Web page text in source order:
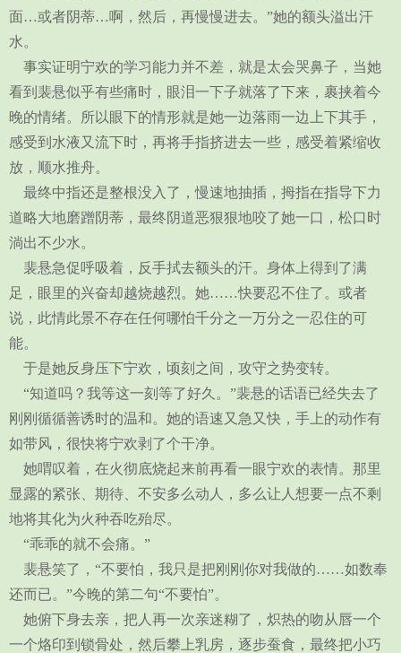
面…或者阴蒂…啊，然后，再慢慢进去。”她的额头溢出汗
水。
事实证明宁欢的学习能力并不差，就是太会哭鼻子，当她
看到裴悬似乎有些痛时，眼泪一下子就落了下来，裹挟着今
晚的情绪。所以眼下的情形就是她一边落雨一边上下其手，
感受到水液又流下时，再将手指挤进去一些，感受着紧缩收
放，顺水推舟。
最终中指还是整根没入了，慢速地抽插，拇指在指导下力
道略大地磨蹭阴蒂，最终阴道恶狠狠地咬了她一口，松口时
淌出不少水。
裴悬急促呼吸着，反手拭去额头的汗。身体上得到了满
足，眼里的兴奋却越烧越烈。她……快要忍不住了。或者
说，此情此景不存在任何哪怕千分之一万分之一忍住的可
能。
于是她反身压下宁欢，顷刻之间，攻守之势变转。
“知道吗？我等这一刻等了好久。”裴悬的话语已经失去了
刚刚循循善诱时的温和。她的语速又急又快，手上的动作有
如带风，很快将宁欢剥了个干净。
她喟叹着，在火彻底烧起来前再看一眼宁欢的表情。那里
显露的紧张、期待、不安多么动人，多么让人想要一点不剩
地将其化为火种吞吃殆尽。
“乖乖的就不会痛。”
裴悬笑了，“不要怕，我只是把刚刚你对我做的……如数奉
还而已。”今晚的第二句“不要怕”。
她俯下身去亲，把人再一次亲迷糊了，炽热的吻从唇一个
一个烙印到锁骨处，然后攀上乳房，逐步蚕食，最终把小巧